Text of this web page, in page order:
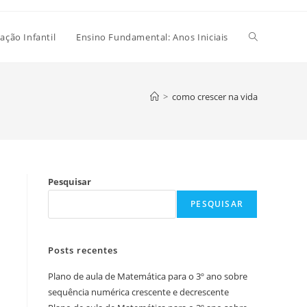
Infantil Ensino Fundamental: Anos Iniciais Alternar
site
> como crescer na vida
Pesquisar
PESQUISAR
Posts recentes
Plano de aula de Matemática para o 3º ano sobre
sequência numérica crescente e decrescente